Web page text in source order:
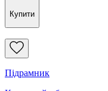
Купити
Підрамник